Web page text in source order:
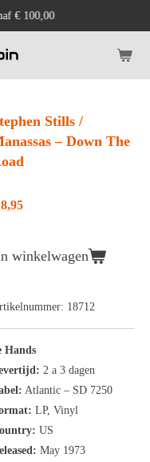
€ 100,00
Stills /
‎– Down The
winkelwagen
18712
Hands
2 a 3 dagen
Atlantic ‎– SD 7250
LP, Vinyl
US
May 1973